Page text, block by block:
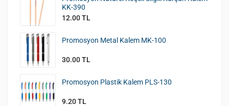
KK-390
12.00 TL
Promosyon Metal Kalem MK-100
30.00 TL
Promosyon Plastik Kalem PLS-130
9.20 TL